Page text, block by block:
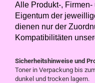
Alle Produkt-,
Eigentum der
dienen nur der
Kompatibilitäten
Sicherheitshinweise und
Toner in Verpackung bis
dunkel und trocken lagern.